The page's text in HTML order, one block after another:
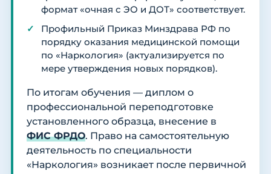
формат «очная с ЭО и ДОТ» соответствует.
Профильный Приказ Минздрава РФ по
порядку оказания медицинской помощи
по «Наркология» (актуализируется по
мере утверждения новых порядков).
По итогам обучения — диплом о
профессиональной переподготовке
установленного образца, внесение в
ФИС ФРДО. Право на самостоятельную
деятельность по специальности
«Наркология» возникает после первичной